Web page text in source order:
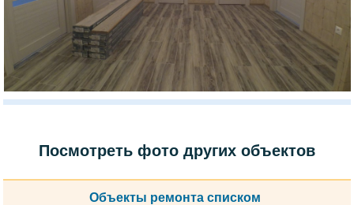
Посмотреть фото других объектов
Объекты ремонта списком